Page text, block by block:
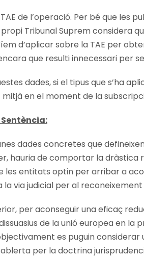
de l’operació. Per bé que les
Tribunal Suprem considera
d’aplicar sobre la TAE per
que resulti innecessari per
dades, si el tipus que s’ha
mitjà en el moment de la
dades concretes que
hauria de comportar la dràstica
les entitats optin per arribar a
la via judicial per al
per aconseguir una eficaç
de la unió europea en la
es puguin
per la doctrina